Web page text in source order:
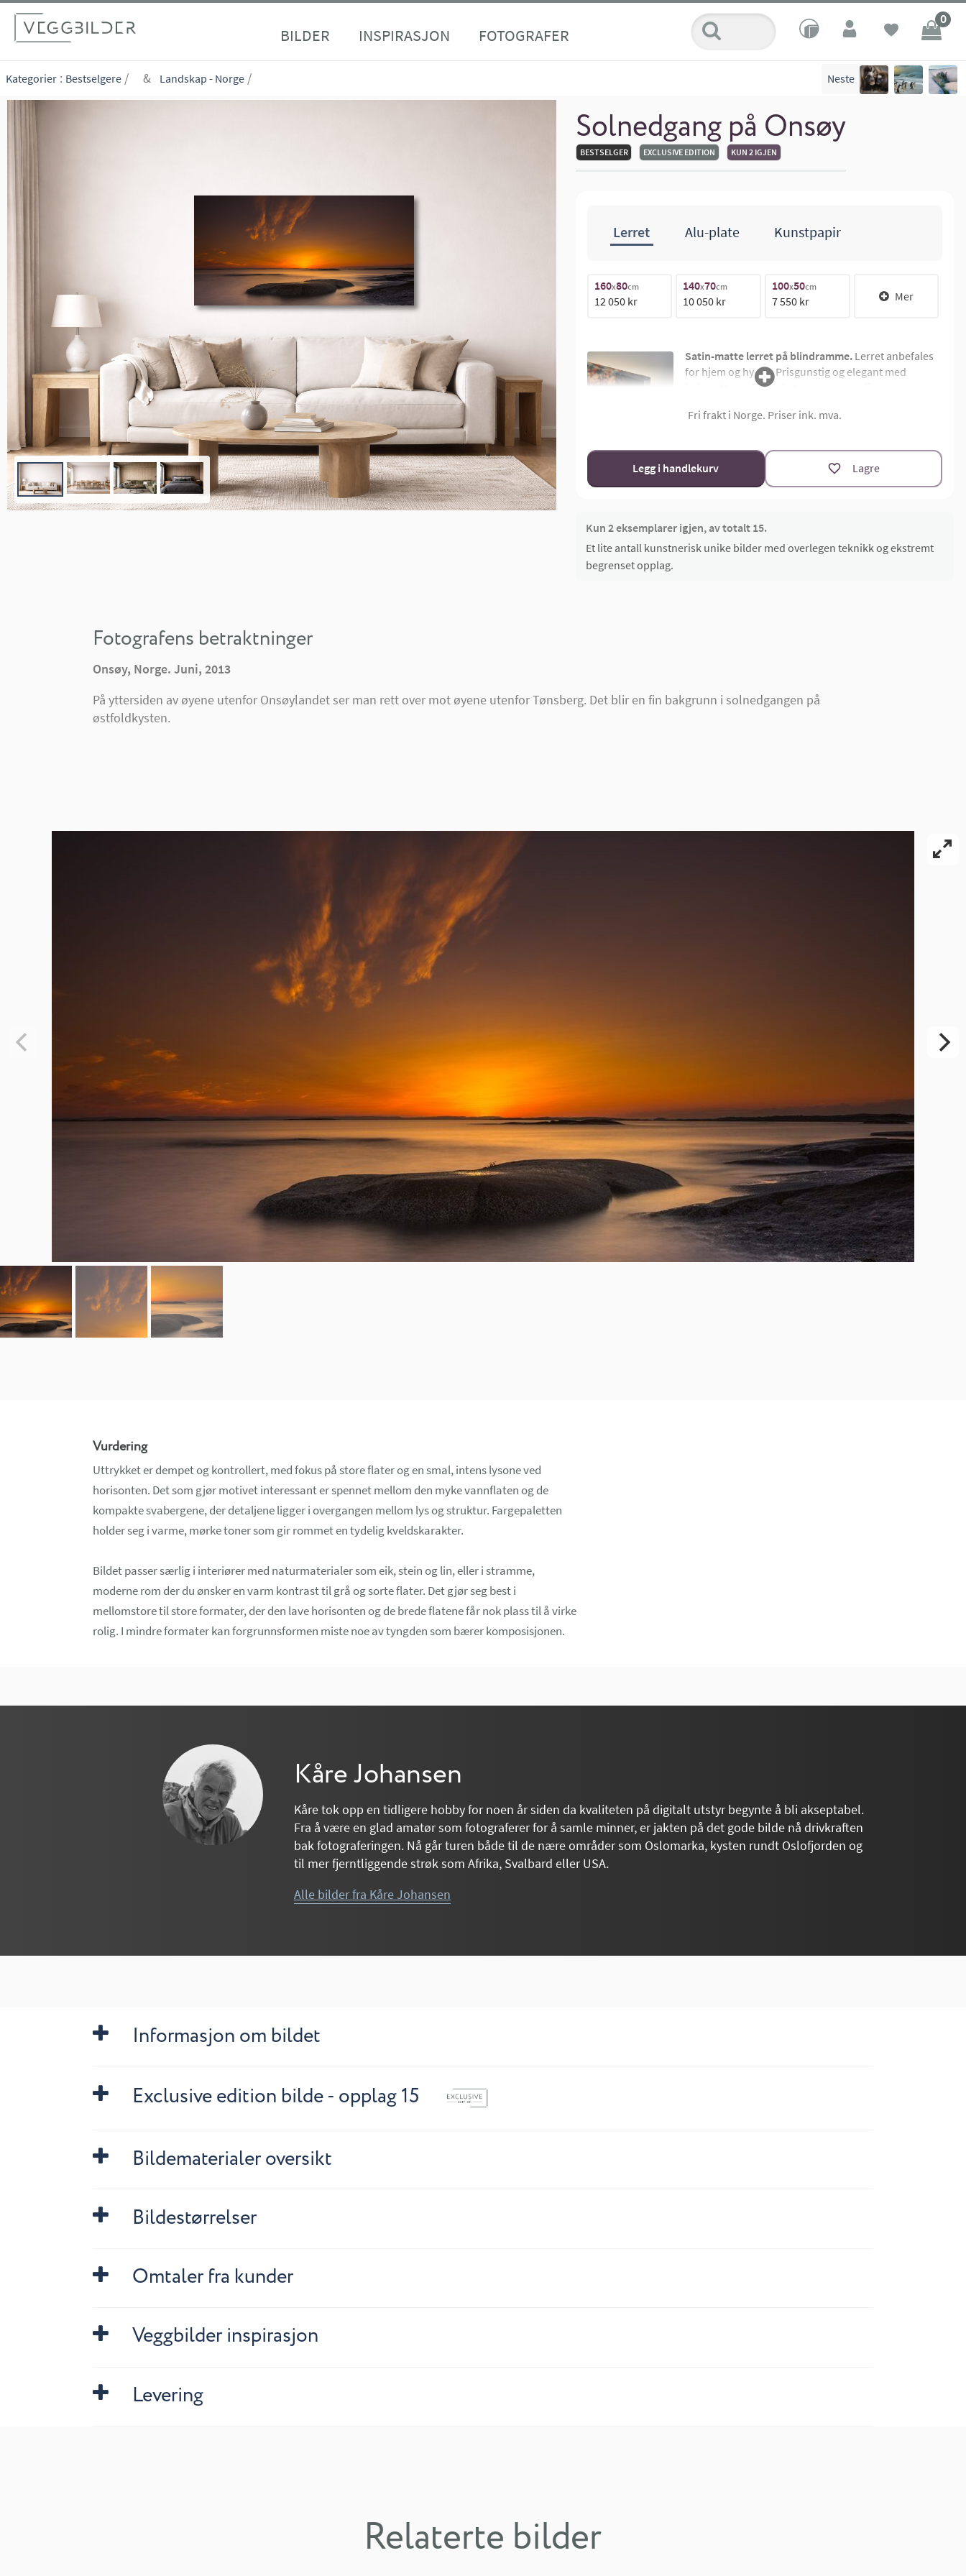
site_vp
BILDER INSPIRASJON FOTOGRAFER
0
Kategorier : Bestselgere / & Landskap - Norge / Neste
Solnedgang på Onsøy
BESTSELGER EXCLUSIVE EDITION KUN 2 IGJEN
Lerret Alu-plate Kunstpapir
160x80cm
12 050 kr
140x70cm
10 050 kr
100x50cm
7 550 kr Mer
Satin-matte lerret på blindramme.Lerret anbefales
for hjem og hytter. Prisgunstig og elegant med
halvmatt overflatetekstur og uten synlig ramme.
oppgis som bredde x høyde i cm.
Fri frakt i Norge. Priser ink. mva.
Legg i handlekurv Lagre
Kun 2 eksemplarer igjen, av totalt 15.
Et lite antall kunstnerisk unike bilder med overlegen teknikk og ekstremt
begrenset opplag.
Fotografens betraktninger
Onsøy, Norge. Juni, 2013
På yttersiden av øyene utenfor Onsøylandet ser man rett over mot øyene utenfor Tønsberg. Det blir en fin bakgrunn i solnedgangen på
østfoldkysten.
Vurdering
Uttrykket er dempet og kontrollert, med fokus på store flater og en smal, intens lysone ved
horisonten. Det som gjør motivet interessant er spennet mellom den myke vannflaten og de
kompakte svabergene, der detaljene ligger i overgangen mellom lys og struktur. Fargepaletten
holder seg i varme, mørke toner som gir rommet en tydelig kveldskarakter.
Bildet passer særlig i interiører med naturmaterialer som eik, stein og lin, eller i stramme,
moderne rom der du ønsker en varm kontrast til grå og sorte flater. Det gjør seg best i
mellomstore til store formater, der den lave horisonten og de brede flatene får nok plass til å virke
rolig. I mindre formater kan forgrunnsformen miste noe av tyngden som bærer komposisjonen.
Kåre Johansen
Kåre tok opp en tidligere hobby for noen år siden da kvaliteten på digitalt utstyr begynte å bli akseptabel.
Fra å være en glad amatør som fotograferer for å samle minner, er jakten på det gode bilde nå drivkraften
bak fotograferingen. Nå går turen både til de nære områder som Oslomarka, kysten rundt Oslofjorden og
til mer fjerntliggende strøk som Afrika, Svalbard eller USA.
Alle bilder fra Kåre Johansen
Informasjon om bildet
Exclusive edition bilde - opplag 15
Bildematerialer oversikt
Bildestørrelser
Omtaler fra kunder
Veggbilder inspirasjon
Levering
Relaterte bilder